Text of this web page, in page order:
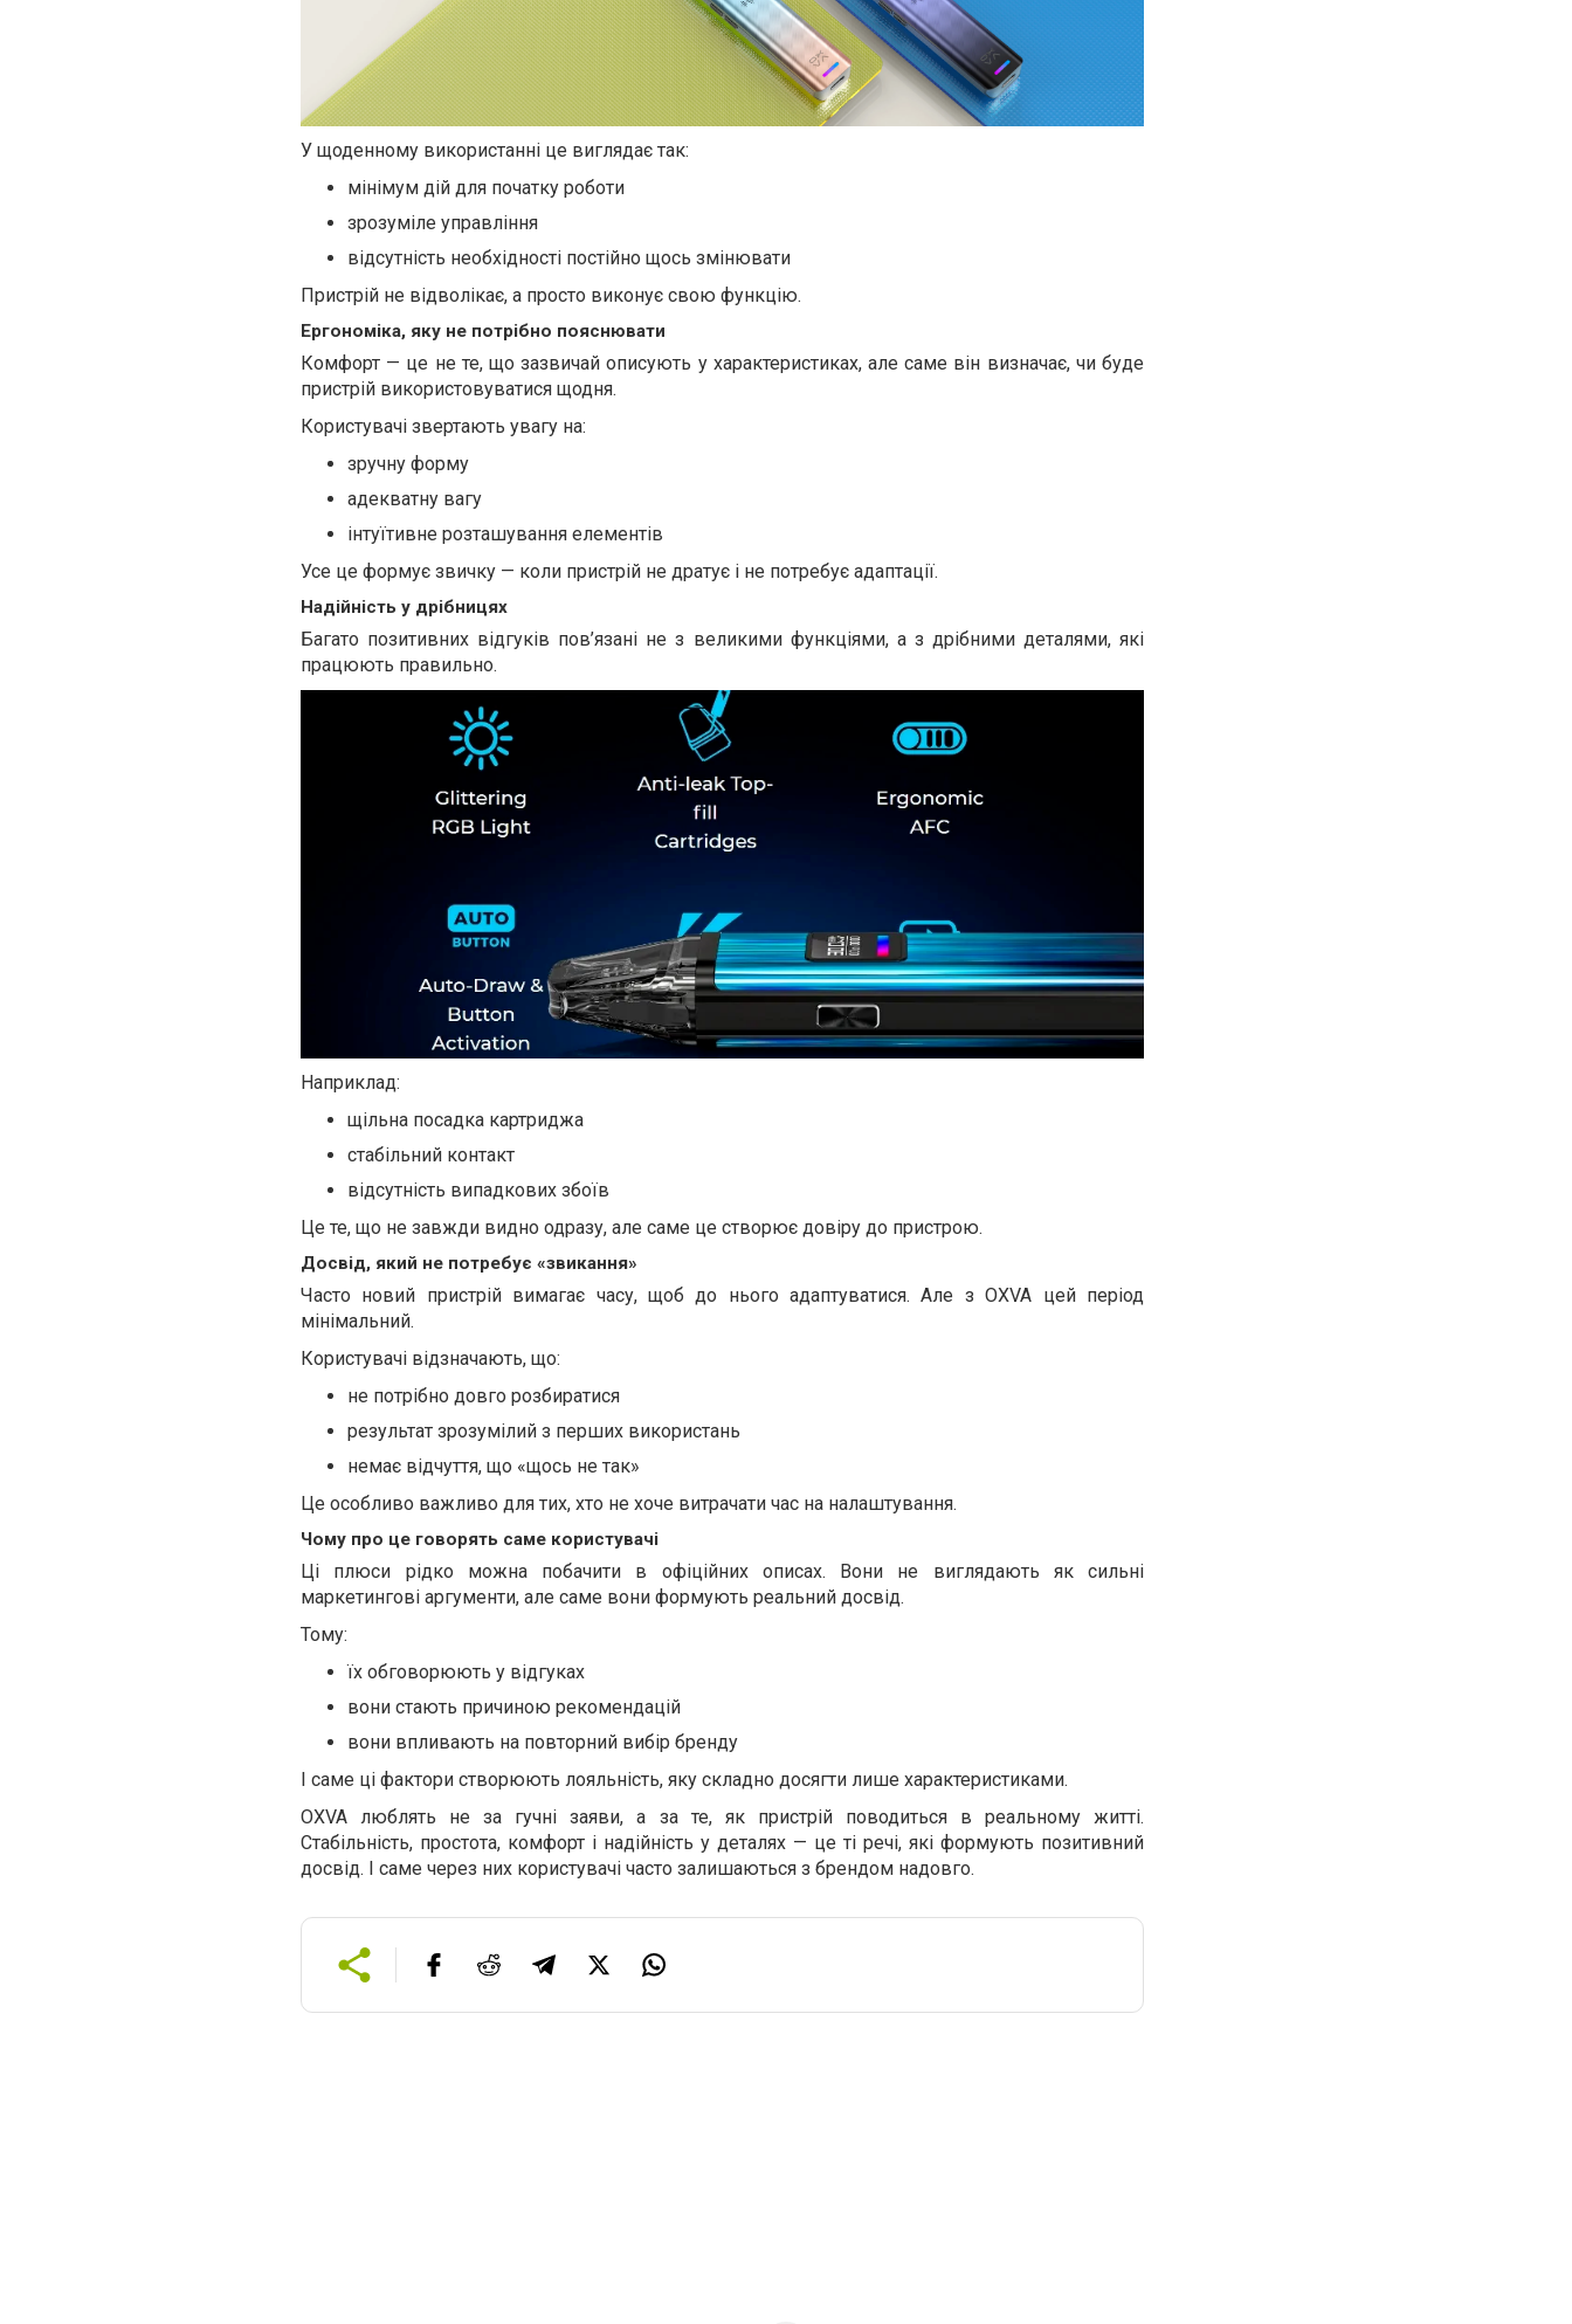
У щоденному використанні це виглядає так:
мінімум дій для початку роботи
зрозуміле управління
відсутність необхідності постійно щось змінювати
Пристрій не відволікає, а просто виконує свою функцію.
Ергономіка, яку не потрібно пояснювати
Комфорт — це не те, що зазвичай описують у характеристиках, але саме він визначає, чи буде
пристрій використовуватися щодня.
Користувачі звертають увагу на:
зручну форму
адекватну вагу
інтуїтивне розташування елементів
Усе це формує звичку — коли пристрій не дратує і не потребує адаптації.
Надійність у дрібницях
Багато позитивних відгуків пов’язані не з великими функціями, а з дрібними деталями, які
працюють правильно.
Наприклад:
щільна посадка картриджа
стабільний контакт
відсутність випадкових збоїв
Це те, що не завжди видно одразу, але саме це створює довіру до пристрою.
Досвід, який не потребує «звикання»
Часто новий пристрій вимагає часу, щоб до нього адаптуватися. Але з OXVA цей період
мінімальний.
Користувачі відзначають, що:
не потрібно довго розбиратися
результат зрозумілий з перших використань
немає відчуття, що «щось не так»
Це особливо важливо для тих, хто не хоче витрачати час на налаштування.
Чому про це говорять саме користувачі
Ці плюси рідко можна побачити в офіційних описах. Вони не виглядають як сильні
маркетингові аргументи, але саме вони формують реальний досвід.
Тому:
їх обговорюють у відгуках
вони стають причиною рекомендацій
вони впливають на повторний вибір бренду
І саме ці фактори створюють лояльність, яку складно досягти лише характеристиками.
OXVA люблять не за гучні заяви, а за те, як пристрій поводиться в реальному житті.
Стабільність, простота, комфорт і надійність у деталях — це ті речі, які формують позитивний
досвід. І саме через них користувачі часто залишаються з брендом надовго.